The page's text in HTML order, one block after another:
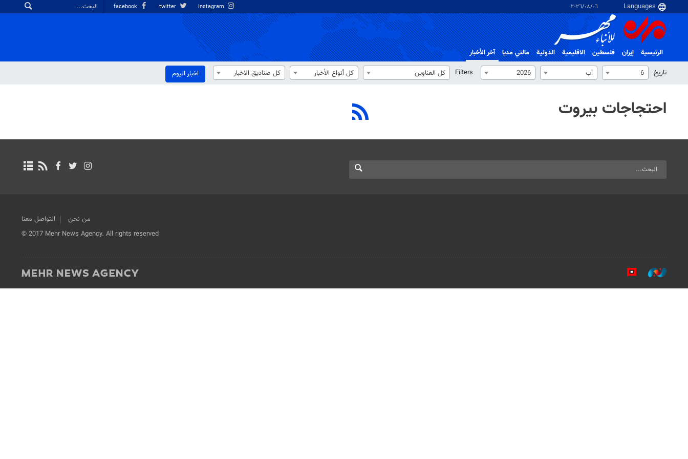
٠٦‏/٠٨‏/٢٠٢٦
الرئيسية إيران فلسطین الاقلیمیة الدولية مالتي مدیا
آخر الأخبار
تاریخ
6 آب 2026
Filters كل العناوين كل أنواع الأخبار كل صناديق الاخبار اخبار الیوم
احتجاجات بيروت
من نحن
التواصل معنا
© 2017 Mehr News Agency. All rights reserved